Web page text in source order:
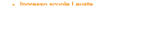
Ingresso scuole Levate